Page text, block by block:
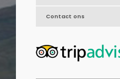
Contact ons